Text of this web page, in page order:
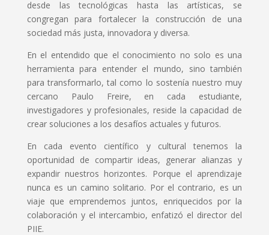
desde las tecnológicas hasta las artísticas, se
congregan para fortalecer la construcción de una
sociedad más justa, innovadora y diversa.
En el entendido que el conocimiento no solo es una
herramienta para entender el mundo, sino también
para transformarlo, tal como lo sostenía nuestro muy
cercano Paulo Freire, en cada estudiante,
investigadores y profesionales, reside la capacidad de
crear soluciones a los desafíos actuales y futuros.
En cada evento científico y cultural tenemos la
oportunidad de compartir ideas, generar alianzas y
expandir nuestros horizontes. Porque el aprendizaje
nunca es un camino solitario. Por el contrario, es un
viaje que emprendemos juntos, enriquecidos por la
colaboración y el intercambio, enfatizó el director del
PIIE.